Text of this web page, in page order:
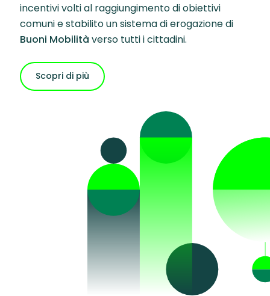
incentivi volti al raggiungimento di obiettivi
comuni e stabilito un sistema di erogazione di
Buoni Mobilità verso tutti i cittadini.
Scopri di più